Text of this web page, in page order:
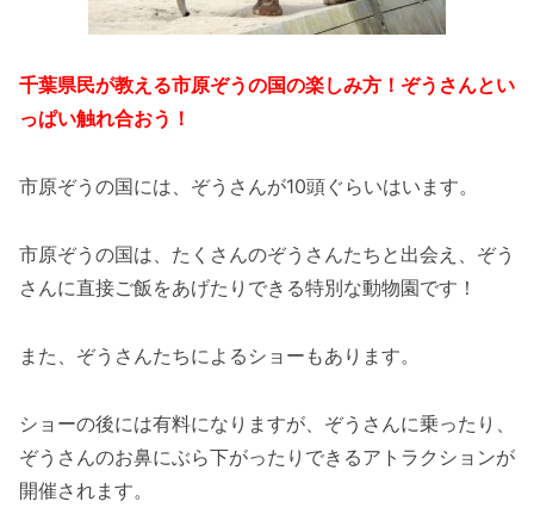
千葉県民が教える市原ぞうの国の楽しみ方！ぞうさんとい
っぱい触れ合おう！
市原ぞうの国には、ぞうさんが10頭ぐらいはいます。
市原ぞうの国は、たくさんのぞうさんたちと出会え、ぞう
さんに直接ご飯をあげたりできる特別な動物園です！
また、ぞうさんたちによるショーもあります。
ショーの後には有料になりますが、ぞうさんに乗ったり、
ぞうさんのお鼻にぶら下がったりできるアトラクションが
開催されます。